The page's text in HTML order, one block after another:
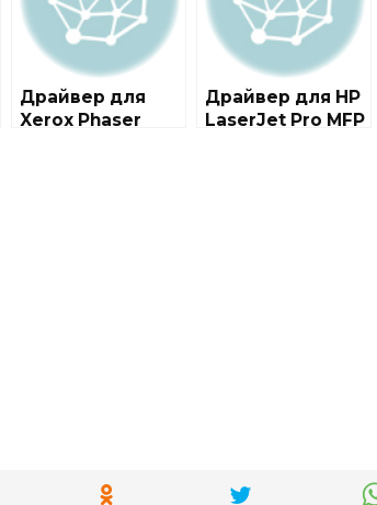
Драйвер для
Xerox Phaser
Драйвер для HP
LaserJet Pro MFP